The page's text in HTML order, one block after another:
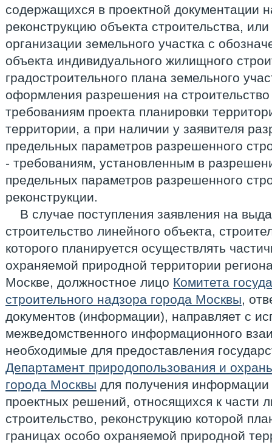
содержащихся в проектной документации
реконструкцию объекта строительства,
организации земельного участка с
объекта индивидуального жилищного
градостроительного плана земельного
оформления разрешения на строительство
требованиям проекта планировки
территории, а при наличии у заявителя
предельных параметров разрешенного
- требованиям, установленным в
предельных параметров разрешенного
реконструкции.
В случае поступления заявления на
строительство линейного объекта,
которого планируется осуществлять
охраняемой природной территории
Москве, должностное лицо Комитета
строительного надзора города Москвы,
документов (информации), направляет с
межведомственного информационного
необходимые для предоставления
Департамент природопользования и
города Москвы для получения информации
проектных решений, относящихся к части
строительство, реконструкцию которой
границах особо охраняемой природной